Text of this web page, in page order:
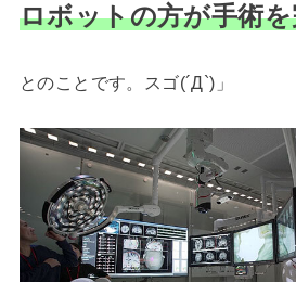
ロボットの方が手術
とのことです。スゴ(´Д`)」